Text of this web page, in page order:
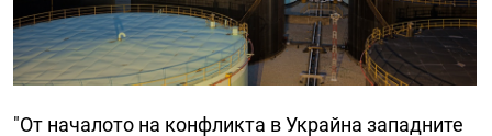
"От началото на конфликта в Украйна западните